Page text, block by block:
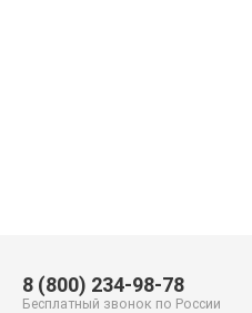
8 (800) 234-98-78
Бесплатный звонок по России